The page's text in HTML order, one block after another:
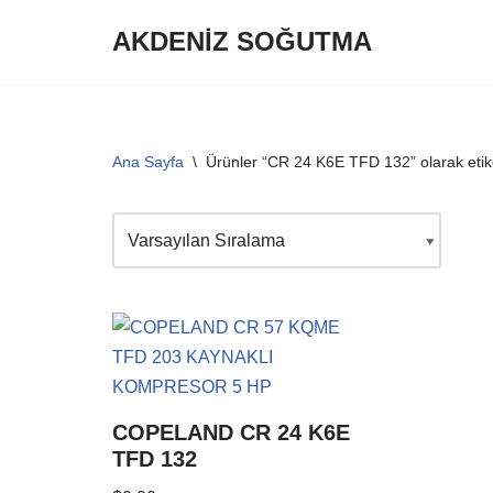
AKDENİZ SOĞUTMA
Ana Sayfa \ Ürünler “CR 24 K6E TFD 132” olarak
COPELAND CR 24 K6E
TFD 132